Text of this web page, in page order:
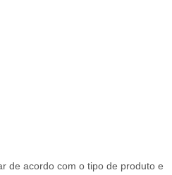
de acordo com o tipo de produto e